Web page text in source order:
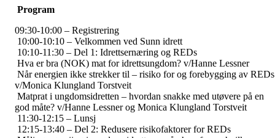
Program
09:30-10:00 – Registrering
10:00-10:10 – Velkommen ved Sunn idrett
10:10-11:30 – Del 1: Idrettsernæring og REDs
Hva er bra (NOK) mat for idrettsungdom? v/Hanne Lessner
Når energien ikke strekker til – risiko for og forebygging av REDs
v/Monica Klungland Torstveit
Matprat i ungdomsidretten – hvordan snakke med utøvere på en
god måte? v/Hanne Lessner og Monica Klungland Torstveit
11:30-12:15 – Lunsj
12:15-13:40 – Del 2: Redusere risikofaktorer for REDs